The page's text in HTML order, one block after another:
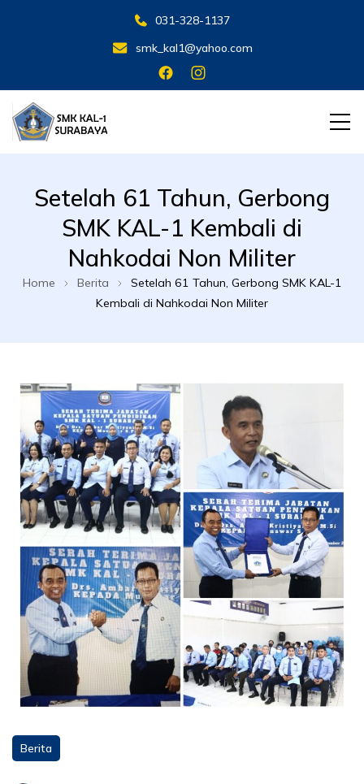
031-328-1137
smk_kal1@yahoo.com
Setelah 61 Tahun, Gerbong
SMK KAL-1 Kembali di
Nahkodai Non Militer
Home Berita
Setelah 61 Tahun, Gerbong SMK KAL-1
Kembali di Nahkodai Non Militer
Berita